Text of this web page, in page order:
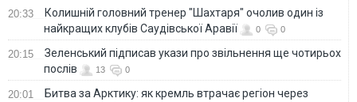
20:33
Колишній головний тренер "Шахтаря" очолив один із
найкращих клубів Саудівської Аравії
0 0
20:15
Зеленський підписав укази про звільнення ще чотирьох
послів
13 0
20:01
Битва за Арктику: як кремль втрачає регіон через